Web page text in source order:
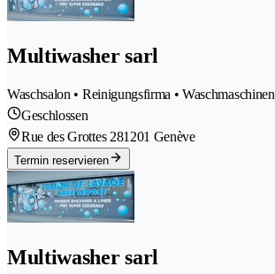
Multiwasher sarl
Waschsalon • Reinigungsfirma • Waschmaschinen
Geschlossen
Rue des Grottes 281201 Genève
Termin reservieren
Multiwasher sarl